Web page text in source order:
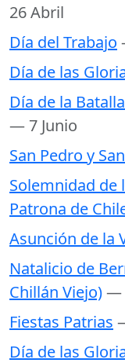
26 Abril
Día del Trabajo
Día de las
Día de la
— 7 Junio
San Pedro y
Solemnidad de
Patrona de
Asunción de la
Natalicio de
Chillán Viejo)—
Fiestas Patrias
Día de las